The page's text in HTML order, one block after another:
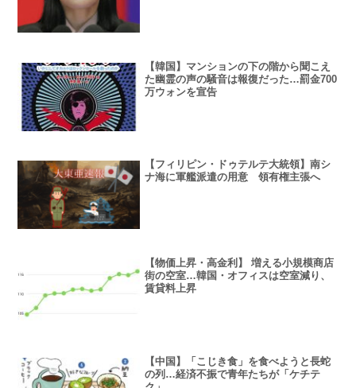
【韓国】マンションの下の階から聞こえ
た幽霊の声の騒音は報復だった…罰金700
万ウォンを宣告
【フィリピン・ドゥテルテ大統領】南シ
ナ海に軍艦派遣の用意 領有権主張へ
【物価上昇・高金利】 増える小規模商店
街の空室…韓国・オフィスは空室減り、
賃貸料上昇
【中国】「こじき食」を食べようと長蛇
の列…経済不振で青年たちが「ケチテ